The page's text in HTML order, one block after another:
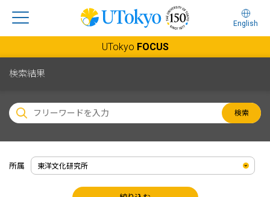
English
UTokyo FOCUS
検索結果
検索
所属